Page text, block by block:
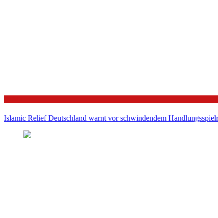
Islamic Relief Deutschland warnt vor schwindendem